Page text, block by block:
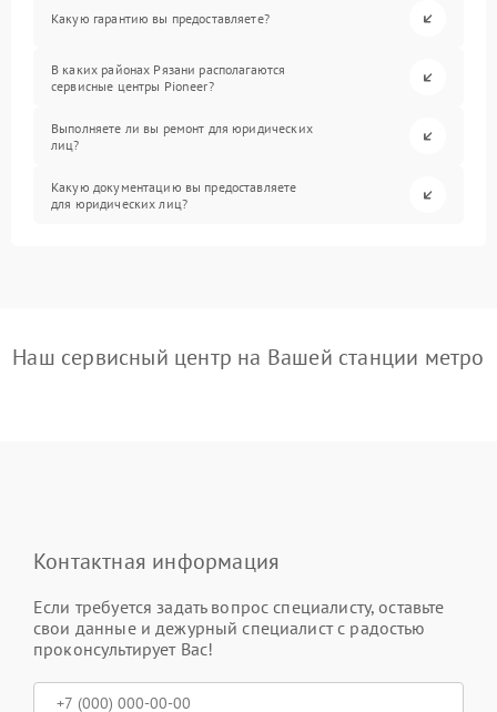
Какую гарантию вы предоставляете?
В каких районах Рязани располагаются
сервисные центры Pioneer?
Выполняете ли вы ремонт для юридических
лиц?
Какую документацию вы предоставляете
для юридических лиц?
Наш сервисный центр на Вашей станции метро
Контактная информация
Если требуется задать вопрос специалисту, оставьте
свои данные и дежурный специалист с радостью
проконсультирует Вас!